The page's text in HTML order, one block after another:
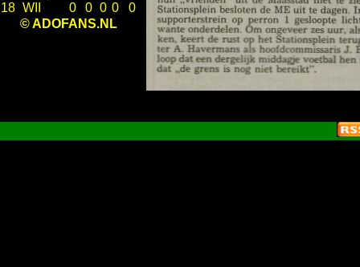
18 WII 0 0 0 0
0
© ADOFANS.NL